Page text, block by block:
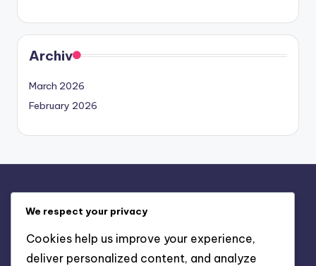
Archiv
March 2026
February 2026
Zásady používání souborů cookie
We respect your privacy
Cookies help us improve your experience,
deliver personalized content, and analyze